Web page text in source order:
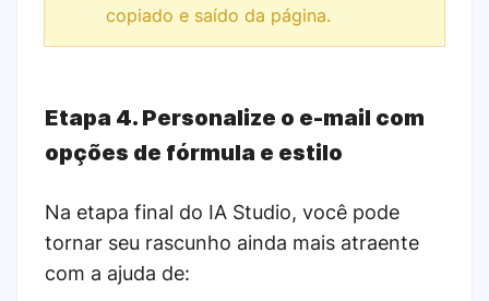
copiado e saído da página.
Etapa 4. Personalize o e-mail com
opções de fórmula e estilo
Na etapa final do IA Studio, você pode
tornar seu rascunho ainda mais atraente
com a ajuda de: